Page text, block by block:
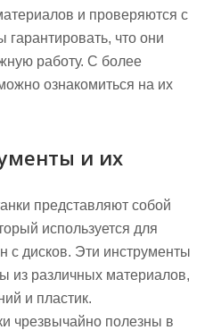
и проверяются с
гарантировать, что они
работу. С более
ознакомиться на их
и их
представляют собой
используется для
с дисков. Эти инструменты
из различных материалов,
и пластик.
чрезвычайно полезны в